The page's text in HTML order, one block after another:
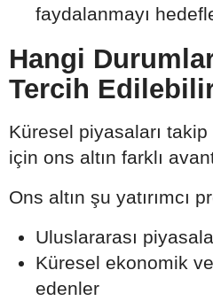
faydalanmayı
Hangi
Tercih
Küresel piyasaları takip
için ons altın farklı
Ons altın şu yatırımcı
Uluslararası
Küresel ekonomik
edenler